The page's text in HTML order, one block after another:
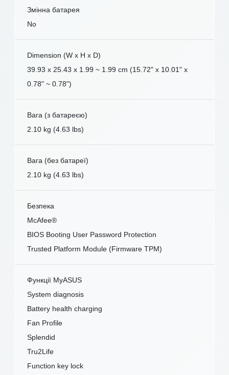
Змінна батарея
No
Dimension (W x H x D)
39.93 x 25.43 x 1.99 ~ 1.99 cm (15.72" x 10.01" x
0.78" ~ 0.78")
Вага (з батареєю)
2.10 kg (4.63 lbs)
Вага (без батареї)
2.10 kg (4.63 lbs)
Безпека
McAfee®
BIOS Booting User Password Protection
Trusted Platform Module (Firmware TPM)
Функції MyASUS
System diagnosis
Battery health charging
Fan Profile
Splendid
Tru2Life
Function key lock